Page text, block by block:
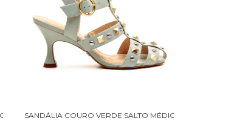
CECCONELLO 3006002-2
SANDÁLIA COURO VERDE SALTO MÉDIO CECCONELLO